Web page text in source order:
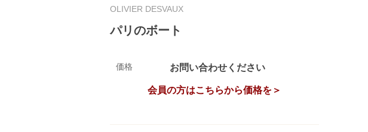
OLIVIER DESVAUX
パリのボート
価格 お問い合わせください
会員の方はこちらから価格を＞